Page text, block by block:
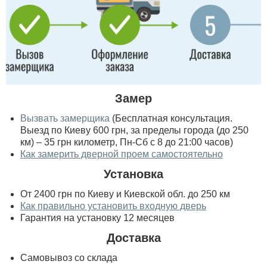
Замер
Вызвать замерщика (Бесплатная консультация.
Выезд по Киеву 600 грн, за пределы города (до 250
км) – 35 грн километр, Пн-Сб с 8 до 21:00 часов)
Как замерить дверной проем самостоятельно
Установка
От 2400 грн по Киеву и Киевской обл. до 250 км
Как правильно установить входную дверь
Гарантия на установку 12 месяцев
Доставка
Самовывоз со склада